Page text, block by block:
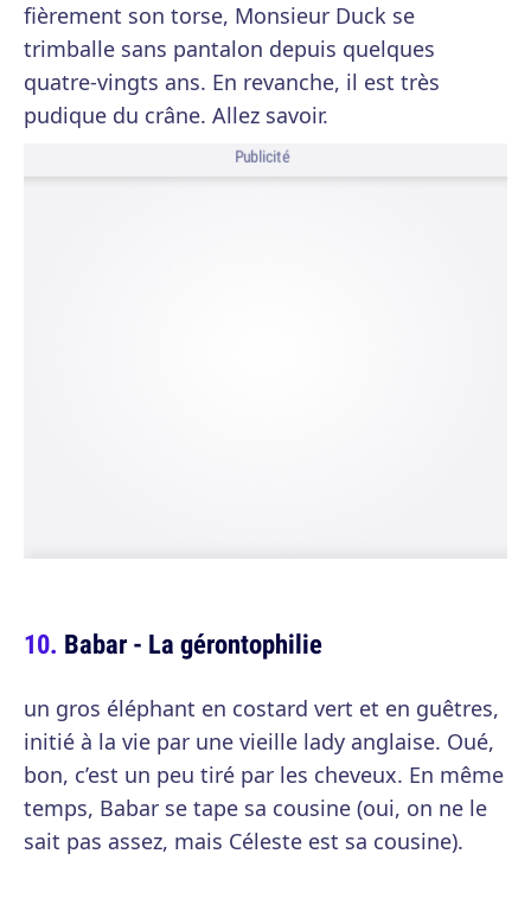
fièrement son torse, Monsieur Duck se
trimballe sans pantalon depuis quelques
quatre-vingts ans. En revanche, il est très
pudique du crâne. Allez savoir.
Publicité
Babar - La gérontophilie
un gros éléphant en costard vert et en guêtres,
initié à la vie par une vieille lady anglaise. Oué,
bon, c’est un peu tiré par les cheveux. En même
temps, Babar se tape sa cousine (oui, on ne le
sait pas assez, mais Céleste est sa cousine).